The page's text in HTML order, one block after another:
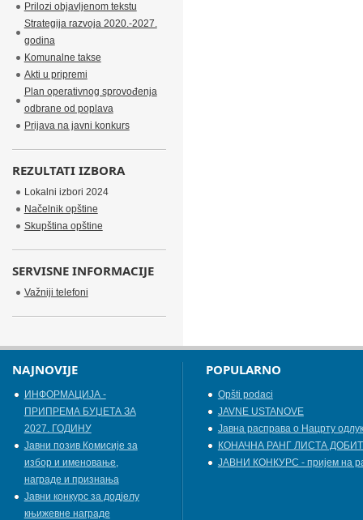
Prilozi objavljenom tekstu
Strategija razvoja 2020.-2027.
godina
Komunalne takse
Akti u pripremi
Plan operativnog sprovođenja
odbrane od poplava
Prijava na javni konkurs
REZULTATI IZBORA
Lokalni izbori 2024
Načelnik opštine
Skupština opštine
SERVISNE INFORMACIJE
Važniji telefoni
NAJNOVIJE
ИНФОРМАЦИЈА -
ПРИПРЕМА БУЏЕТА ЗА
2027. ГОДИНУ
Jавни позив Комисије за
избор и именовање,
награде и признања
Јавни конкурс за додјелу
књижевнe наградe
POPULARNO
Opšti podaci
JAVNE USTANOVE
Јавна расправа о Нацрту
КОНАЧНА РАНГ ЛИСТА
ЈАВНИ КОНКУРС - пријем на